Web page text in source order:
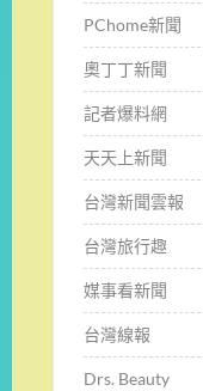
PChome新聞
奧丁丁新聞
記者爆料網
天天上新聞
台灣新聞雲報
台灣旅行趣
媒事看新聞
台灣線報
Drs. Beauty